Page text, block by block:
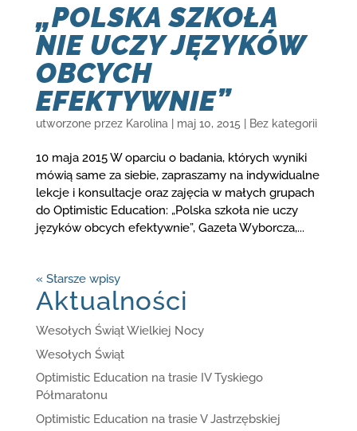
„POLSKA SZKOŁA
NIE UCZY JĘZYKÓW
OBCYCH
EFEKTYWNIE”
utworzone przez Karolina maj 10, 2015 Bez kategorii
10 maja 2015 W oparciu o badania, których wyniki
mówią same za siebie, zapraszamy na indywidualne
lekcje i konsultacje oraz zajęcia w małych grupach
do Optimistic Education: „Polska szkoła nie uczy
języków obcych efektywnie”, Gazeta Wyborcza,...
« Starsze wpisy
Aktualności
Wesołych Świąt Wielkiej Nocy
Wesołych Świąt
Optimistic Education na trasie IV Tyskiego
Półmaratonu
Optimistic Education na trasie V Jastrzębskiej